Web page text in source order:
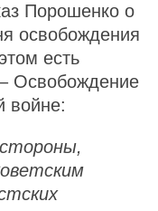
Порошенко о
освобождения
есть
Освобождение
войне: